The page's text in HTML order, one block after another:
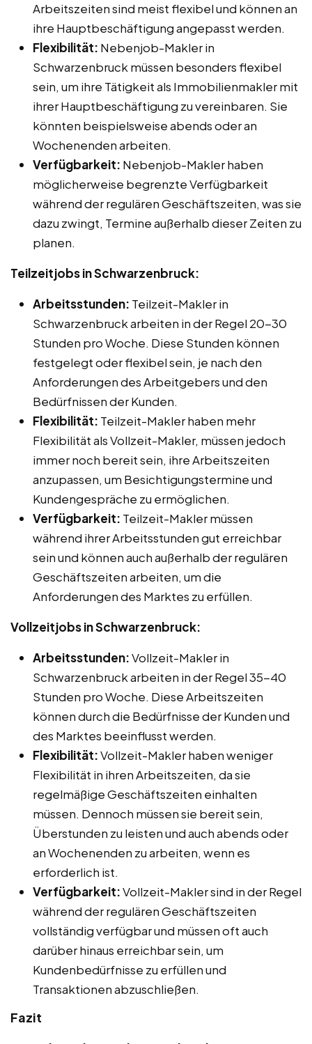
Arbeitszeiten sind meist flexibel und können an
ihre Hauptbeschäftigung angepasst werden.
Flexibilität: Nebenjob-Makler in
Schwarzenbruck müssen besonders flexibel
sein, um ihre Tätigkeit als Immobilienmakler mit
ihrer Hauptbeschäftigung zu vereinbaren. Sie
könnten beispielsweise abends oder an
Wochenenden arbeiten.
Verfügbarkeit: Nebenjob-Makler haben
möglicherweise begrenzte Verfügbarkeit
während der regulären Geschäftszeiten, was sie
dazu zwingt, Termine außerhalb dieser Zeiten zu
planen.
Teilzeitjobs in Schwarzenbruck:
Arbeitsstunden: Teilzeit-Makler in
Schwarzenbruck arbeiten in der Regel 20-30
Stunden pro Woche. Diese Stunden können
festgelegt oder flexibel sein, je nach den
Anforderungen des Arbeitgebers und den
Bedürfnissen der Kunden.
Flexibilität: Teilzeit-Makler haben mehr
Flexibilität als Vollzeit-Makler, müssen jedoch
immer noch bereit sein, ihre Arbeitszeiten
anzupassen, um Besichtigungstermine und
Kundengespräche zu ermöglichen.
Verfügbarkeit: Teilzeit-Makler müssen
während ihrer Arbeitsstunden gut erreichbar
sein und können auch außerhalb der regulären
Geschäftszeiten arbeiten, um die
Anforderungen des Marktes zu erfüllen.
Vollzeitjobs in Schwarzenbruck:
Arbeitsstunden:Vollzeit-Makler in
Schwarzenbruck arbeiten in der Regel 35-40
Stunden pro Woche. Diese Arbeitszeiten
können durch die Bedürfnisse der Kunden und
des Marktes beeinflusst werden.
Flexibilität:Vollzeit-Makler haben weniger
Flexibilität in ihren Arbeitszeiten, da sie
regelmäßige Geschäftszeiten einhalten
müssen. Dennoch müssen sie bereit sein,
Überstunden zu leisten und auch abends oder
an Wochenenden zu arbeiten, wenn es
erforderlich ist.
Verfügbarkeit:Vollzeit-Makler sind in der Regel
während der regulären Geschäftszeiten
vollständig verfügbar und müssen oft auch
darüber hinaus erreichbar sein, um
Kundenbedürfnisse zu erfüllen und
Transaktionen abzuschließen.
Fazit